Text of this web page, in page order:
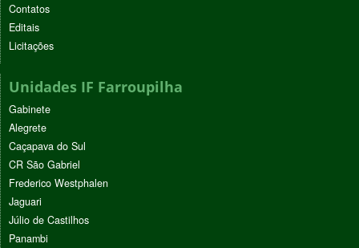
Contatos
Editais
Licitações
Unidades IF Farroupilha
Gabinete
Alegrete
Caçapava do Sul
CR São Gabriel
Frederico Westphalen
Jaguari
Júlio de Castilhos
Panambi